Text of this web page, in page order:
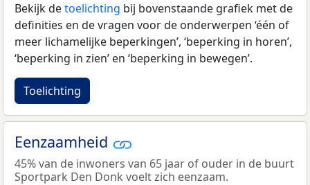
Bekijk detoelichting bij bovenstaande grafiek met de
definities en de vragen voor de onderwerpen ‘één of
meer lichamelijke beperkingen’, ‘beperking in horen’,
‘beperking in zien’ en ‘beperking in bewegen’.
Toelichting
Eenzaamheid
45% van de inwoners van 65 jaar of ouder in de buurt
Sportpark Den Donk voelt zich eenzaam.